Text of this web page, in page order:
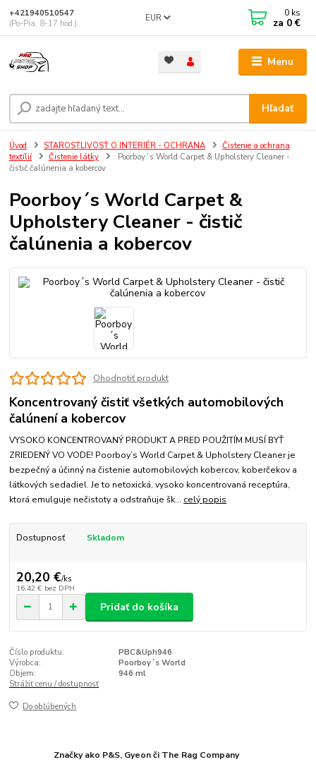
Menu
EUR
Hľadať
+421940510547
(Po-Pia, 8-17 hod.)
0 ks
za 0 €
Úvod STAROSTLIVOSŤ O INTERIÉR - OCHRANA
Čistenie a ochrana
textílií
Čistenie látky
Poorboy´s World Carpet & Upholstery Cleaner -
čistič čalúnenia a kobercov
Poorboy´s World Carpet &
Upholstery Cleaner - čistič
čalúnenia a kobercov
Ohodnotiť produkt
Koncentrovaný čistiť všetkých automobilových
čalúnení a kobercov
VYSOKO KONCENTROVANÝ PRODUKT A PRED POUŽITÍM MUSÍ BYŤ
ZRIEDENÝ VO VODE! Poorboy’s World Carpet & Upholstery Cleaner je
bezpečný a účinný na čistenie automobilových kobercov, koberčekov a
látkových sedadiel. Je to netoxická, vysoko koncentrovaná receptúra,
ktorá emulguje nečistoty a odstraňuje šk... celý popis
Dostupnosť Skladom
20,20 €/ks
16,42 € bez DPH
Pridať do košíka
Číslo produktu:
PBC&Uph946
Výrobca:
Poorboy´s World
Objem:
946 ml
Strážiť cenu / dostupnosť
Do obľúbených
Značky ako P&S, Gyeon či The Rag Company